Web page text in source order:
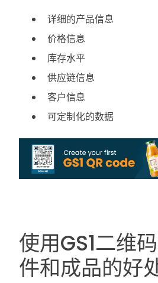
详细的产品信息
价格信息
库存水平
供应链信息
客户信息
可定制化的数据
使用GS1二维
件和成品的好